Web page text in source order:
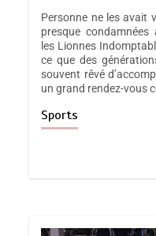
Personne ne les avait
presque condamnées
les Lionnes
ce que des
souvent rêvé
un grand rendez-vous
Sports